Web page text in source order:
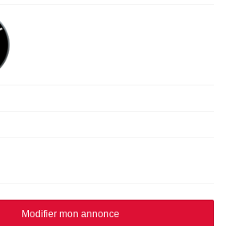
Modifier mon annonce